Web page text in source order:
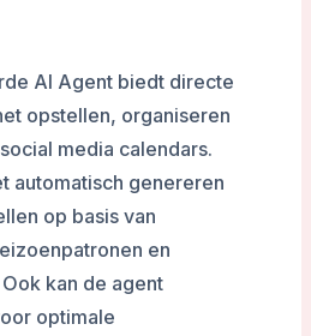
AI Agent biedt directe
opstellen, organiseren
media calendars.
automatisch genereren
op basis van
en
kan de agent
optimale